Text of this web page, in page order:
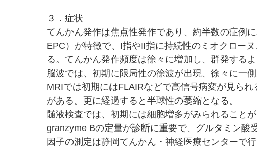
３．症状
てんかん発作は焦点性発作であり、約半数の症例
EPC）が特徴で、I指やII指に持続性のミオクロー
る。てんかん発作頻度は徐々に増加し、群発する
脳波では、初期に限局性の徐波が出現、徐々に一側
MRIでは初期にはFLAIRなどで高信号病変が見ら
がある。更に経過すると半球性の萎縮となる。
髄液検査では、初期には細胞増多がみられること
granzyme Bの定量が診断に重要で、グルタミン酸
因子の測定は静岡てんかん・神経医療センターで行